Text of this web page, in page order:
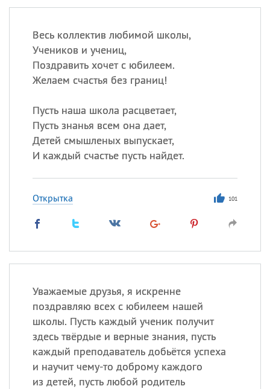
Весь коллектив любимой школы,
Учеников и учениц,
Поздравить хочет с юбилеем.
Желаем счастья без границ!
Пусть наша школа расцветает,
Пусть знанья всем она дает,
Детей смышленых выпускает,
И каждый счастье пусть найдет.
Открытка 101
Уважаемые друзья, я искренне
поздравляю всех с юбилеем нашей
школы. Пусть каждый ученик получит
здесь твёрдые и верные знания, пусть
каждый преподаватель добьётся успеха
и научит чему-то доброму каждого
из детей, пусть любой родитель